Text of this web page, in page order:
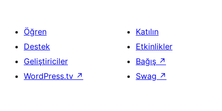
Öğren
Destek
Geliştiriciler
WordPress.tv ↗
Katılın
Etkinlikler
Bağış ↗
Swag ↗